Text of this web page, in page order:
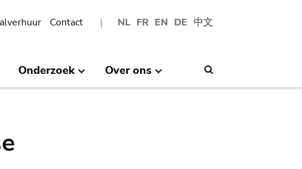
NL FR EN DE 中文
Contact
Onderzoek Over ons